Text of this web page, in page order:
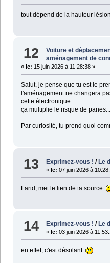
tout dépend de la hauteur
12 Voiture et
aménagement de
« le: 15 juin 2026 à 11:28:38 »
Salut, je pense que tu est le
l'aménagement ne changera
cette électronique
ça multiplie le risque de panes...
Par curiosité, tu prend quoi
13 Exprimez-vous ! /Le
«le: 07 juin 2026 à
Farid, met le lien de ta source.
14 Exprimez-vous ! / Le
«le: 03 juin 2026 à
en effet, c'est désolant.